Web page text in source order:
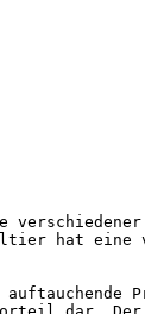
hat